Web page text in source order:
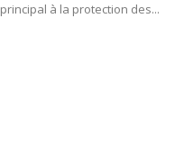
principal à la protection des...